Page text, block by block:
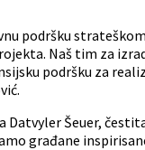
podršku
Naš tim za
podršku za
Šeuer,
građane